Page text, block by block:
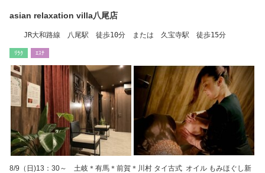
asian relaxation villa八尾店
JR大和路線 八尾駅 徒歩10分 または 久宝寺駅 徒歩15分
ﾘﾗｸ ｴｽﾃ
8/9（日)13：30～ 土岐＊有馬＊前賀＊川村 タイ古式 オイル もみほぐし新